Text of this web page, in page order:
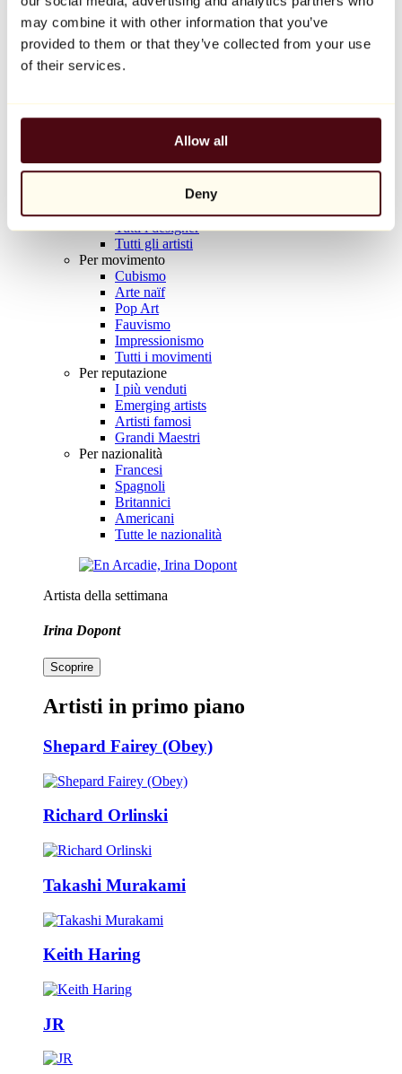
may combine it with other information that you’ve
provided to them or that they’ve collected from your use
of their services.
Allow all
Deny
Balloon Dog (Orange)
Jeff Koons
10.000 €
Artisti
Tutti i pittori
Tutti i fotografi
Tutti i disegnatori
Tutti i designer
Tutti gli artisti
Per movimento
Cubismo
Arte naïf
Pop Art
Fauvismo
Impressionismo
Tutti i movimenti
Per reputazione
I più venduti
Emerging artists
Artisti famosi
Grandi Maestri
Per nazionalità
Francesi
Spagnoli
Britannici
Americani
Tutte le nazionalità
Artista della settimana
Irina Dopont
Scoprire
Artisti in primo piano
Shepard Fairey (Obey)
Richard Orlinski
Takashi Murakami
Keith Haring
JR